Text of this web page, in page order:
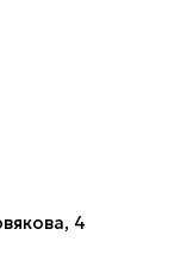
4